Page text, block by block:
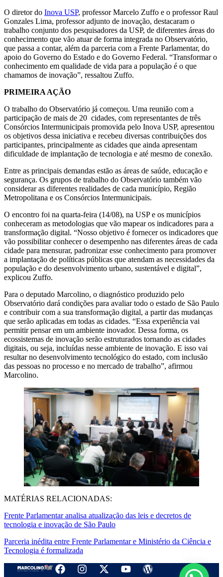
O diretor do Inova USP, professor Marcelo Zuffo e o professor Raul
Gonzales Lima, professor adjunto de inovação, destacaram o
trabalho conjunto dos pesquisadores da USP, de diferentes áreas do
conhecimento que vão atuar de forma integrada no Observatório,
que passa a contar, além da parceria com a Frente Parlamentar, do
apoio do Governo do Estado e do Governo Federal. “Transformar o
conhecimento em qualidade de vida para a população é o que
chamamos de inovação”, ressaltou Zuffo.
PRIMEIRA AÇÃO
O trabalho do Observatório já começou. Uma reunião com a
participação de mais de 20 cidades, com representantes de três
Consórcios Intermunicipais promovida pelo Inova USP, apresentou
os objetivos dessa iniciativa e recebeu diversas contribuições dos
participantes, principalmente as cidades que ainda apresentam
dificuldade de implantação de tecnologia e até mesmo de conexão.
Entre as principais demandas estão as áreas de saúde, educação e
segurança. Os grupos de trabalho do Observatório também vão
considerar as diferentes realidades de cada município, Região
Metropolitana e os Consórcios Intermunicipais.
O encontro foi na quarta-feira (14/08), na USP e os municípios
conheceram as metodologias que vão mapear os indicadores para a
transformação digital. “Nosso objetivo é fornecer os indicadores que
vão possibilitar conhecer o desempenho nas diferentes áreas de cada
cidade para mensurar, padronizar esse conhecimento para promover
a implantação de políticas públicas que atendam as necessidades da
população e do desenvolvimento urbano, sustentável e digital”,
explicou Zuffo.
Para o deputado Marcolino, o diagnóstico produzido pelo
Observatório dará condições para avaliar todo o estado de São Paulo
e contribuir com a sua transformação digital, a partir das mudanças
que serão aplicadas em todas as cidades. “Essa experiência vai
permitir pensar em um ambiente inovador. Dessa forma, os
ecossistemas de inovação serão estruturados tornando as cidades
digitais, ou seja, incluídas nesse ambiente de inovação. E isso vai
resultar no desenvolvimento tecnológico do estado, com inclusão
das pessoas no processo e no mercado de trabalho”, afirmou
Marcolino.
MATÉRIAS RELACIONADAS:
Frente Parlamentar analisa atualização das leis e decretos de
tecnologia e inovação de São Paulo
Parceria inédita entre Frente Parlamentar e Ministério da Ciência e
Tecnologia é formalizada